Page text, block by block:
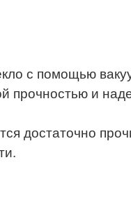
с помощью
прочностью и
достаточно